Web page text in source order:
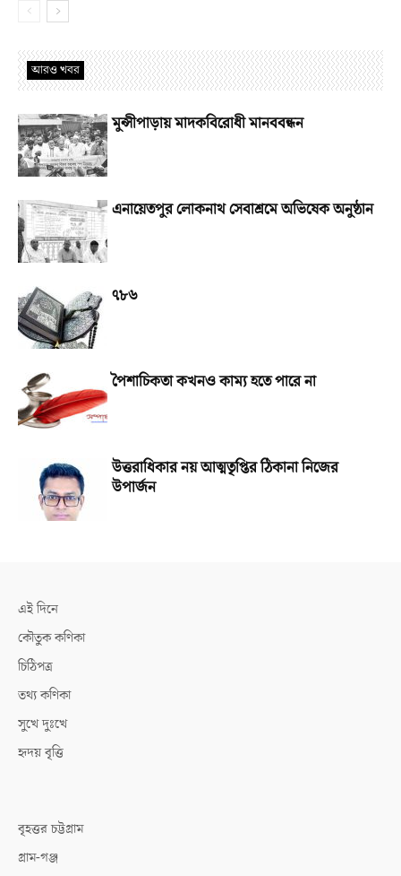
আরও খবর
মুন্সীপাড়ায় মাদকবিরোধী মানববন্ধন
এনায়েতপুর লোকনাথ সেবাশ্রমে অভিষেক অনুষ্ঠান
৭৮৬
পৈশাচিকতা কখনও কাম্য হতে পারে না
উত্তরাধিকার নয় আত্মতৃপ্তির ঠিকানা নিজের
উপার্জন
এই দিনে
কৌতুক কণিকা
চিঠিপত্র
তথ্য কণিকা
সুখে দুঃখে
হৃদয় বৃত্তি
বৃহত্তর চট্টগ্রাম
গ্রাম-গঞ্জ